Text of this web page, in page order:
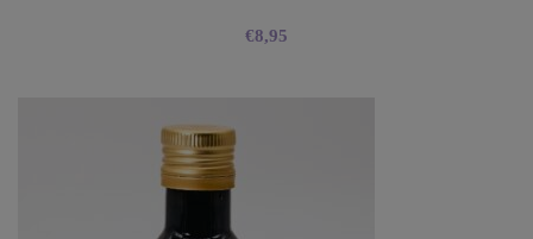
€8,95